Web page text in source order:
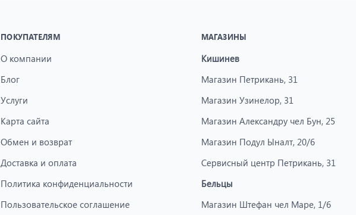
ПОКУПАТЕЛЯМ
О компании
Блог
Услуги
Карта сайта
Обмен и возврат
Доставка и оплата
Политика конфиденциальности
Пользовательское соглашение
МАГАЗИНЫ
Кишинев
Магазин Петрикань, 31
Магазин Узинелор, 31
Магазин Александру чел Бун, 25
Магазин Подул Ыналт, 20/6
Сервисный центр Петрикань, 31
Бельцы
Магазин Штефан чел Маре, 1/6